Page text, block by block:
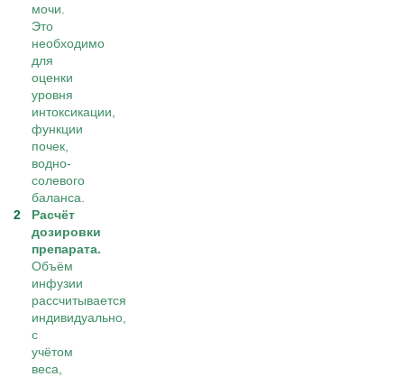
мочи.
Это
необходимо
для
оценки
уровня
интоксикации,
функции
почек,
водно-
солевого
баланса.
Расчёт
дозировки
препарата.
Объём
инфузии
рассчитывается
индивидуально,
с
учётом
веса,